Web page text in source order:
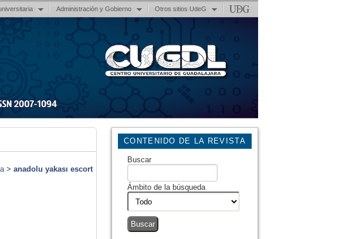
Administración y Gobierno Otros sitios UdeG
CONTENIDO DE LA REVISTA
Buscar
Ámbito de la búsqueda
> anadolu yakası escort